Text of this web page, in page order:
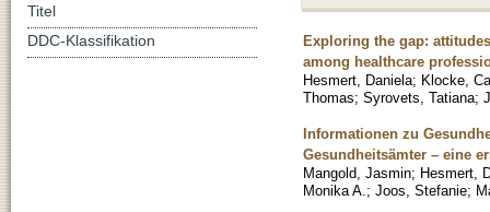
Exploring the gap:
among healthcare
Hesmert, Daniela; Klocke,
Thomas; Syrovets, Tatiana;
Informationen zu
Gesundheitsämter – eine
Mangold, Jasmin; Hesmert,
Monika A. ; Joos, Stefanie;
Titel
DDC-Klassifikation